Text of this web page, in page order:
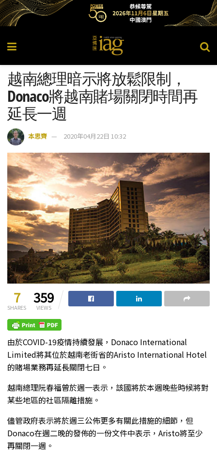
越南總理暗示將放鬆限制，
Donaco將越南賭場關閉時間再
延長一週
本思齊 2020年04月22日 10:32
7
SHARES
359
VIEWS
由於COVID-19疫情持續發展，Donaco International
Limited將其位於越南老街省的Aristo International Hotel
的賭場業務再延長關閉七日。
越南總理阮春福曾於週一表示，該國將於本週晚些時候將對
某些地區的社區隔離措施。
儘管政府表示將於週三公佈更多有關此措施的細節，但
Donaco在週二晚的發佈的一份文件中表示，Aristo將至少
再關閉一週。